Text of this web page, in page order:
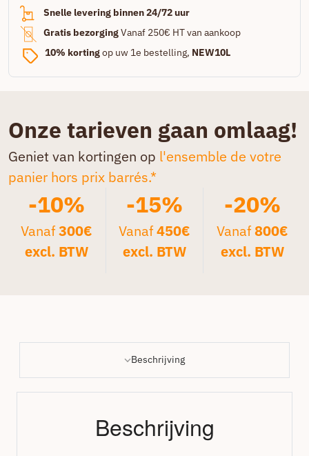
Snelle levering binnen 24/72 uur
Gratis bezorgingVanaf 250€ HT van aankoop
10% kortingop uw 1e bestelling, NEW10L
Onze tarieven gaan omlaag!
Geniet van kortingen op l'ensemble de votre
panier hors prix barrés.*
-10%
Vanaf300€
excl. BTW
-15%
Vanaf450€
excl. BTW
-20%
Vanaf800€
excl. BTW
Beschrijving
Beschrijving